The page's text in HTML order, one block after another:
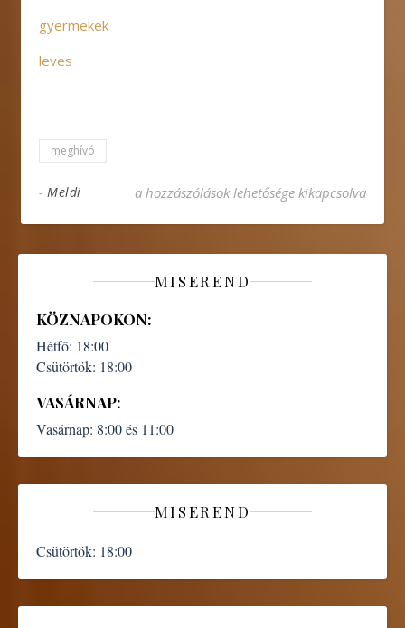
gyermekek
leves
meghívó
- Meldi Hittanterem festése bejegyzéshez
a hozzászólások lehetősége kikapcsolva
MISEREND
KÖZNAPOKON:
Hétfő: 18:00
Csütörtök: 18:00
VASÁRNAP:
Vasárnap: 8:00 és 11:00
MISEREND
Csütörtök: 18:00